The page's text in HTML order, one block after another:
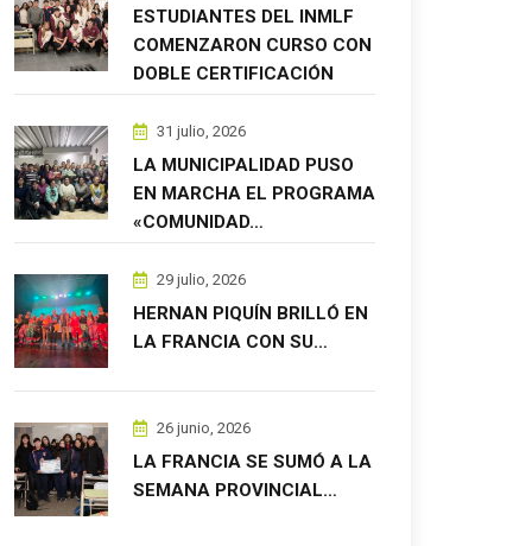
ESTUDIANTES DEL INMLF
COMENZARON CURSO CON
DOBLE CERTIFICACIÓN
31 julio, 2026
LA MUNICIPALIDAD PUSO
EN MARCHA EL PROGRAMA
«COMUNIDAD…
29 julio, 2026
HERNAN PIQUÍN BRILLÓ EN
LA FRANCIA CON SU…
26 junio, 2026
LA FRANCIA SE SUMÓ A LA
SEMANA PROVINCIAL…